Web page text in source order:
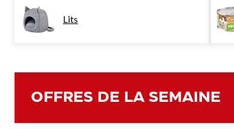
Lits
OFFRES DE LA SEMAINE